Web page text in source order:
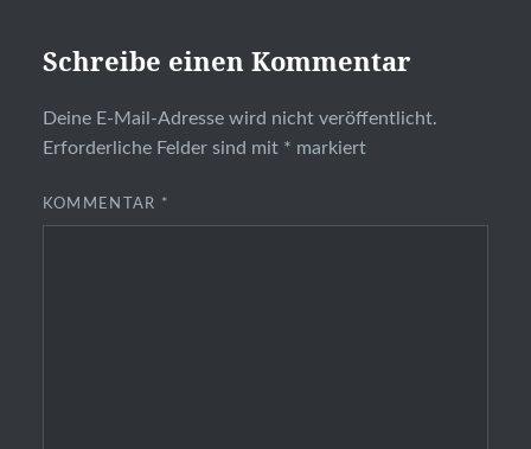
Schreibe einen Kommentar
Deine E-Mail-Adresse wird nicht veröffentlicht.
Erforderliche Felder sind mit * markiert
KOMMENTAR *